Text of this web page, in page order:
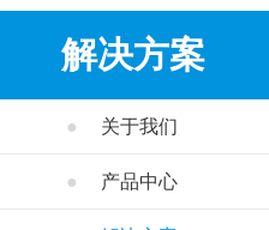
解决方案
● 关于我们
● 产品中心